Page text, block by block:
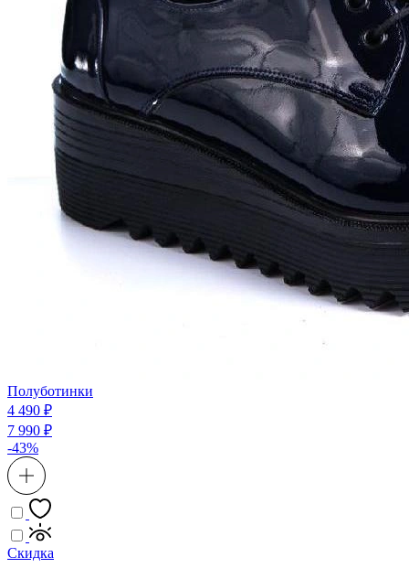
Полуботинки
4 490 ₽
7 990 ₽
-43%
Скидка